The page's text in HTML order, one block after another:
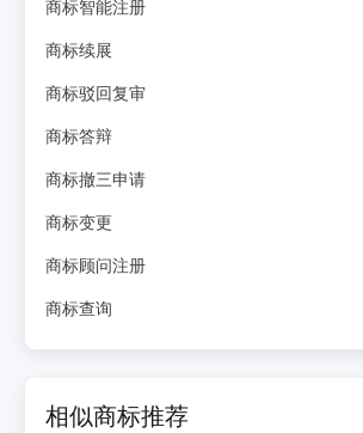
商标智能注册
商标续展
商标驳回复审
商标答辩
商标撤三申请
商标变更
商标顾问注册
商标查询
相似商标推荐